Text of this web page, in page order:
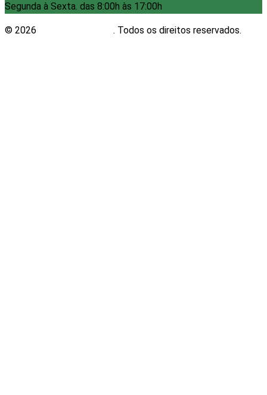
Segunda à Sexta. das 8:00h às 17:00h
© 2026 . Todos os direitos reservados.